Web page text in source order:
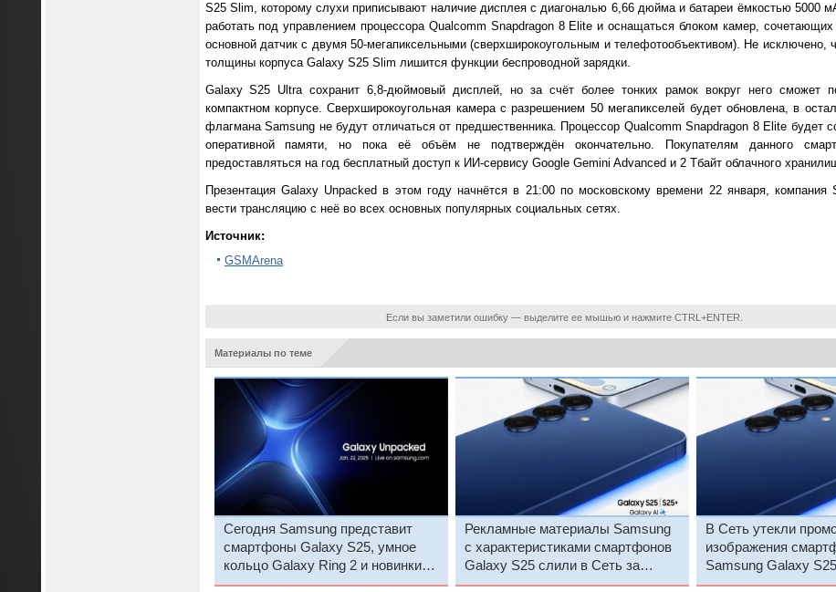
S25 Slim, которому слухи приписывают наличие дисплея с диагональю 6,66 дюйма и батареи ёмкостью 5000
работать под управлением процессора Qualcomm Snapdragon 8 Elite и оснащаться блоком камер, сочетающих
основной датчик с двумя 50-мегапиксельными (сверхширокоугольным и телефотообъективом). Не исключено,
толщины корпуса Galaxy S25 Slim лишится функции беспроводной зарядки.
Galaxy S25 Ultra сохранит 6,8-дюймовый дисплей, но за счёт более тонких рамок вокруг него сможет
компактном корпусе. Сверхширокоугольная камера с разрешением 50 мегапикселей будет обновлена, в
флагмана Samsung не будут отличаться от предшественника. Процессор Qualcomm Snapdragon 8 Elite будет
оперативной памяти, но пока её объём не подтверждён окончательно. Покупателям данного
предоставляться на год бесплатный доступ к ИИ-сервису Google Gemini Advanced и 2 Тбайт облачного
Презентация Galaxy Unpacked в этом году начнётся в 21:00 по московскому времени 22 января, компания
вести трансляцию с неё во всех основных популярных социальных сетях.
Источник:
GSMArena
Если вы заметили ошибку — выделите ее мышью и нажмите CTRL+ENTER.
Материалы по теме
Сегодня Samsung представит
смартфоны Galaxy S25, умное
кольцо Galaxy Ring 2 и новинки
ИИ
Рекламные материалы Samsung
с характеристиками смартфонов
Galaxy S25 слили в Сеть за
неделю до анонса
В Сеть утекли
изображения
Samsung Galaxy S25